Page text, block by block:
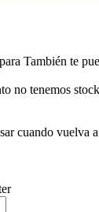
no tenemos
cuando vuelva